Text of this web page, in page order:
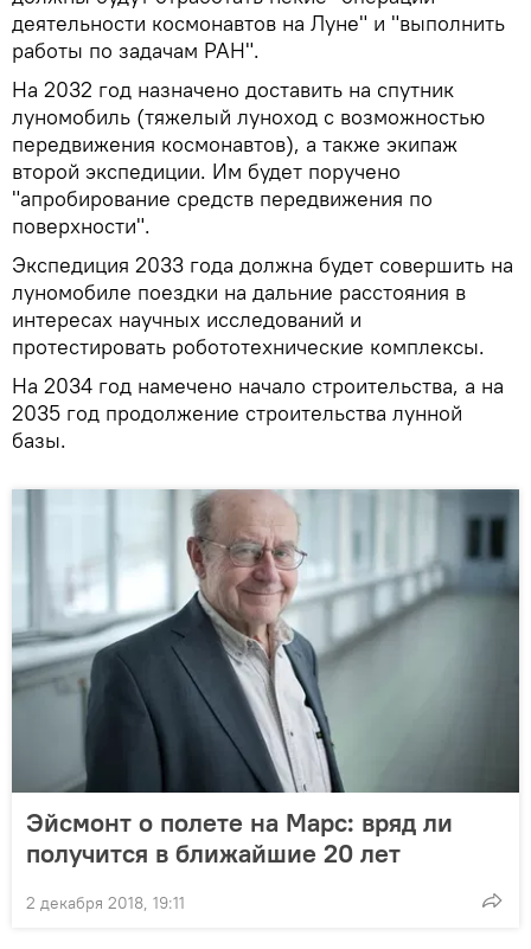
деятельности космонавтов на Луне" и "выполнить
работы по задачам РАН".
На 2032 год назначено доставить на спутник
луномобиль (тяжелый луноход с возможностью
передвижения космонавтов), а также экипаж
второй экспедиции. Им будет поручено
"апробирование средств передвижения по
поверхности".
Экспедиция 2033 года должна будет совершить на
луномобиле поездки на дальние расстояния в
интересах научных исследований и
протестировать робототехнические комплексы.
На 2034 год намечено начало строительства, а на
2035 год продолжение строительства лунной
базы.
Эйсмонт о полете на Марс: вряд ли
получится в ближайшие 20 лет
2 декабря 2018, 19:11